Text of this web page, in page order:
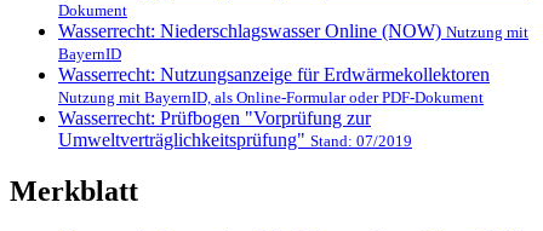
Dokument
Wasserrecht: Niederschlagswasser Online (NOW) Nutzung mit
BayernID
Wasserrecht: Nutzungsanzeige für Erdwärmekollektoren
Nutzung mit BayernID, als Online-Formular oder PDF-Dokument
Wasserrecht: Prüfbogen "Vorprüfung zur
Umweltverträglichkeitsprüfung" Stand: 07/2019
Merkblatt